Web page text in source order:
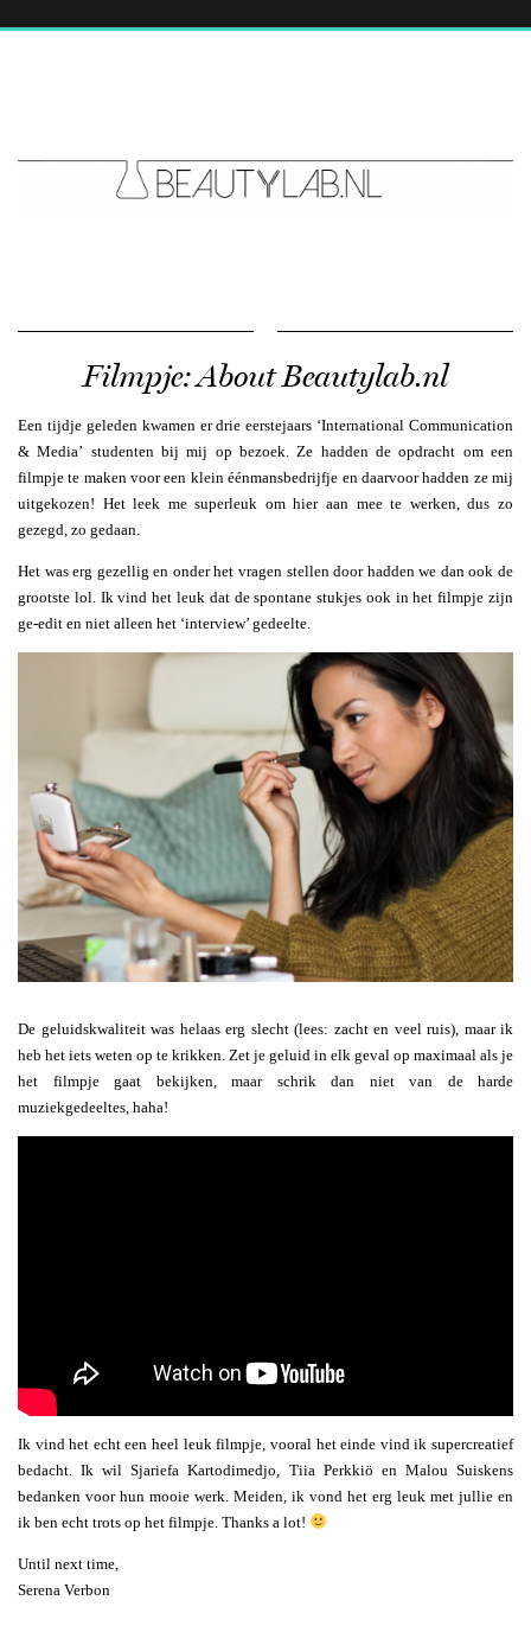
Filmpje: About Beautylab.nl
Een tijdje geleden kwamen er drie eerstejaars ‘International Communication
& Media’ studenten bij mij op bezoek. Ze hadden de opdracht om een
filmpje te maken voor een klein éénmansbedrijfje en daarvoor hadden ze mij
uitgekozen! Het leek me superleuk om hier aan mee te werken, dus zo
gezegd, zo gedaan.
Het was erg gezellig en onder het vragen stellen door hadden we dan ook de
grootste lol. Ik vind het leuk dat de spontane stukjes ook in het filmpje zijn
ge-edit en niet alleen het ‘interview’ gedeelte.
De geluidskwaliteit was helaas erg slecht (lees: zacht en veel ruis), maar ik
heb het iets weten op te krikken. Zet je geluid in elk geval op maximaal als je
het filmpje gaat bekijken, maar schrik dan niet van de harde
muziekgedeeltes, haha!
Ik vind het echt een heel leuk filmpje, vooral het einde vind ik supercreatief
bedacht. Ik wil Sjariefa Kartodimedjo, Tiia Perkkiö en Malou Suiskens
bedanken voor hun mooie werk. Meiden, ik vond het erg leuk met jullie en
ik ben echt trots op het filmpje. Thanks a lot!
Until next time,
Serena Verbon